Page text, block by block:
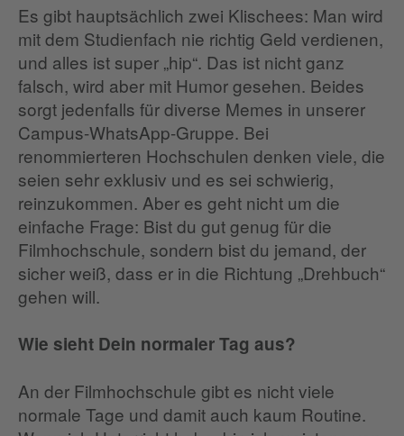
Es gibt hauptsächlich zwei Klischees: Man wird
mit dem Studienfach nie richtig Geld verdienen,
und alles ist super „hip“. Das ist nicht ganz
falsch, wird aber mit Humor gesehen. Beides
sorgt jedenfalls für diverse Memes in unserer
Campus-WhatsApp-Gruppe. Bei
renommierteren Hochschulen denken viele, die
seien sehr exklusiv und es sei schwierig,
reinzukommen. Aber es geht nicht um die
einfache Frage: Bist du gut genug für die
Filmhochschule, sondern bist du jemand, der
sicher weiß, dass er in die Richtung „Drehbuch“
gehen will.
Wie sieht Dein normaler Tag aus?
An der Filmhochschule gibt es nicht viele
normale Tage und damit auch kaum Routine.